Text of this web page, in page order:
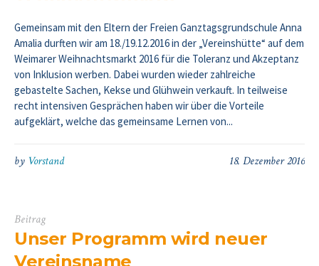
Gemeinsam mit den Eltern der Freien Ganztagsgrundschule Anna
Amalia durften wir am 18./19.12.2016 in der „Vereinshütte“ auf dem
Weimarer Weihnachtsmarkt 2016 für die Toleranz und Akzeptanz
von Inklusion werben. Dabei wurden wieder zahlreiche
gebastelte Sachen, Kekse und Glühwein verkauft. In teilweise
recht intensiven Gesprächen haben wir über die Vorteile
aufgeklärt, welche das gemeinsame Lernen von...
18. Dezember 2016
by Vorstand
Beitrag
Unser Programm wird neuer
Vereinsname